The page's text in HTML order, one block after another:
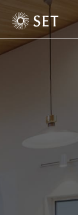
物件一覧
お客様の声